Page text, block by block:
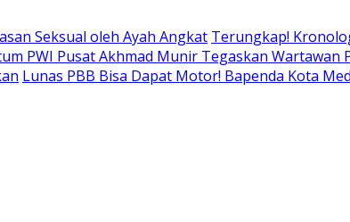
Seksual oleh Ayah Angkat Terungkap!
PWI Pusat Akhmad Munir Tegaskan Wartawan
Lunas PBB Bisa Dapat Motor! Bapenda Kota